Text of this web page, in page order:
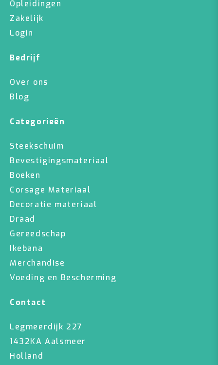
Opleidingen
Zakelijk
Login
Bedrijf
Over ons
Blog
Categorieën
Steekschuim
Bevestigingsmateriaal
Boeken
Corsage Materiaal
Decoratie materiaal
Draad
Gereedschap
Ikebana
Merchandise
Voeding en Bescherming
Contact
Legmeerdijk 227
1432KA Aalsmeer
Holland